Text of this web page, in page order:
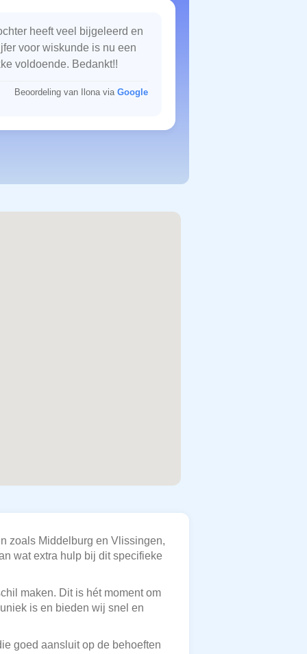
heeft veel bijgeleerd en
voor wiskunde is nu een
voldoende. Bedankt!!
Beoordeling van Ilona via Google
zoals Middelburg en Vlissingen,
wat extra hulp bij dit specifieke
maken. Dit is hét moment om
is en bieden wij snel en
goed aansluit op de behoeften